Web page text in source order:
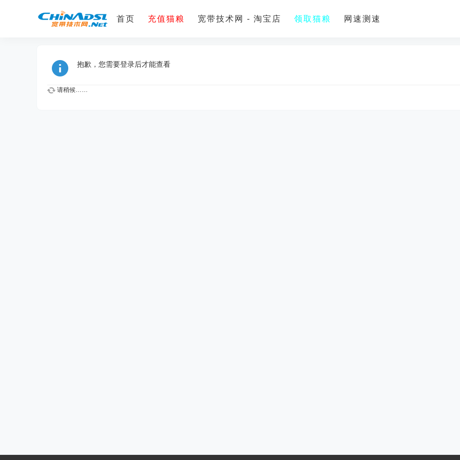
首页 充值猫粮 宽带技术网 - 淘宝店 领取猫粮 网速测速
抱歉，您需要登录后才能查看
请稍候……